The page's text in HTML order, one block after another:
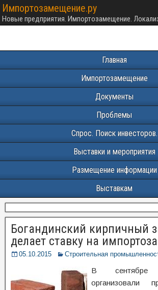
Импортозамещение.ру
Новые предприятия. Импортозамещение.
Главная
Импортозамещение
Документы
Проблемы
Спрос. Поиск инвесторов.
Выставки и мероприятия
Размещение информации
Выставкам
Богандинский кирпичный
делает ставку на
05.10.2015 Строительная
В
организовали